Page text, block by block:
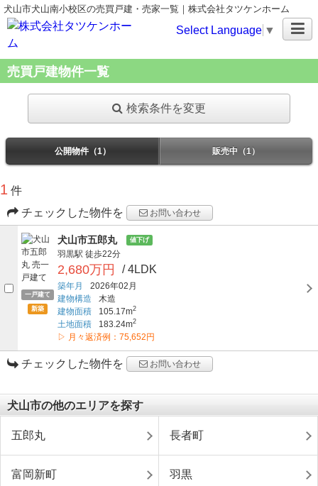
犬山市犬山南小校区の売買戸建・売家一覧｜株式会社タツケンホーム
Select Language ▼
売買戸建物件一覧
検索条件を変更
公開物件（1） 販売中（1）
1 件
チェックした物件を
お問い合わせ
一戸建て
新築
犬山市五郎丸 値下げ
羽黒駅 徒歩22分
2,680万円 / 4LDK
築年月
2026年02月
建物構造
木造
建物面積
105.17m2
土地面積 183.24m2
▷ 月々返済例：75,652円
チェックした物件を お問い合わせ
犬山市の他のエリアを探す
五郎丸 長者町
富岡新町 羽黒